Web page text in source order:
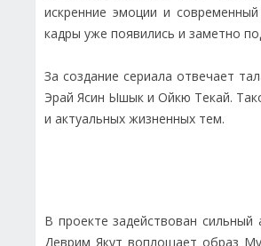
искренние эмоции и
кадры уже появились и заметно
За создание сериала отвечает
Эрай Ясин Ышык и Ойкю Текай.
и актуальных жизненных тем.
В проекте задействован сильный
Деврим Якут воплощает образ